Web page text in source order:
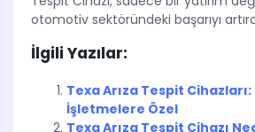
otomotiv sektöründeki başarıyı
İlgili Yazılar:
Texa Arıza Tespit
İşletmelere Özel
Texa Arıza Tespit Cihazı